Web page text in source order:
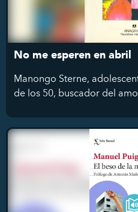
No me esperen en abril
Manongo Sterne,
de los 50, buscador del